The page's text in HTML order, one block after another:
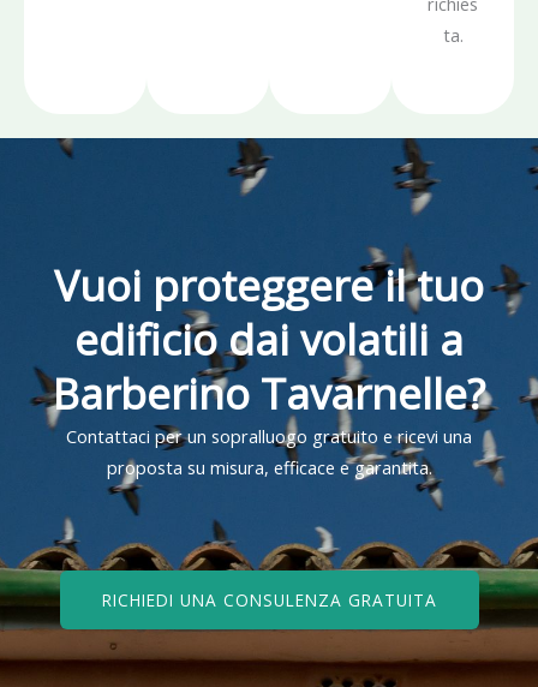
ta.
Vuoi proteggere il tuo
edificio dai volatili a
Barberino Tavarnelle?
Contattaci per un sopralluogo gratuito e ricevi una
proposta su misura, efficace e garantita.
RICHIEDI UNA CONSULENZA GRATUITA